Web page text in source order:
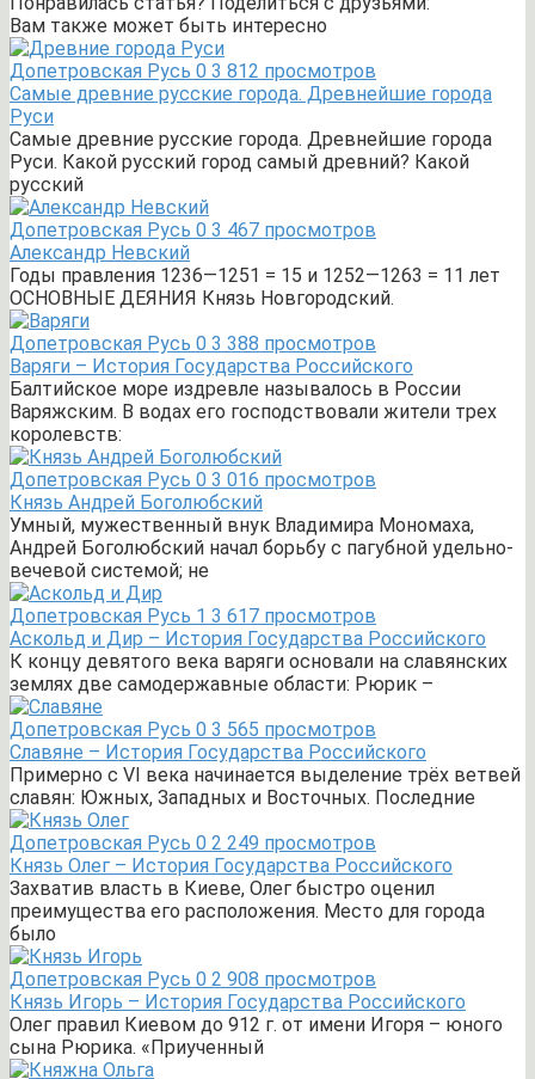
Вам также может быть интересно
Допетровская Русь 0 3 812 просмотров
Самые древние русские города. Древнейшие города
Руси
Самые древние русские города. Древнейшие города
Руси. Какой русский город самый древний? Какой
русский
Допетровская Русь 0 3 467 просмотров
Александр Невский
Годы правления 1236—1251 = 15 и 1252—1263 = 11 лет
ОСНОВНЫЕ ДЕЯНИЯ Князь Новгородский.
Допетровская Русь 0 3 388 просмотров
Варяги – История Государства Российского
Балтийское море издревле называлось в России
Варяжским. В водах его господствовали жители трех
королевств:
Допетровская Русь 0 3 016 просмотров
Князь Андрей Боголюбский
Умный, мужественный внук Владимира Мономаха,
Андрей Боголюбский начал борьбу с пагубной удельно-
вечевой системой; не
Допетровская Русь 1 3 617 просмотров
Аскольд и Дир – История Государства Российского
К концу девятого века варяги основали на славянских
землях две самодержавные области: Рюрик –
Допетровская Русь 0 3 565 просмотров
Славяне – История Государства Российского
Примерно с VI века начинается выделение трёх ветвей
славян: Южных, Западных и Восточных. Последние
Допетровская Русь 0 2 249 просмотров
Князь Олег – История Государства Российского
Захватив власть в Киеве, Олег быстро оценил
преимущества его расположения. Место для города
было
Допетровская Русь 0 2 908 просмотров
Князь Игорь – История Государства Российского
Олег правил Киевом до 912 г. от имени Игоря – юного
сына Рюрика. «Приученный